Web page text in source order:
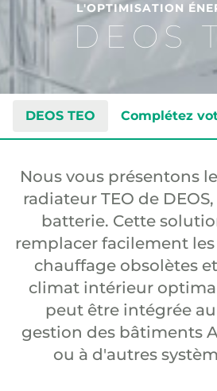
L'OPTIMISATION
DEOS
DEOS TEO Complétez
Nous vous présentons
radiateur TEO de
batterie. Cette
remplacer facilement
chauffage obsolètes
climat intérieur
peut être intégrée
gestion des bâtiments
ou à d'autres